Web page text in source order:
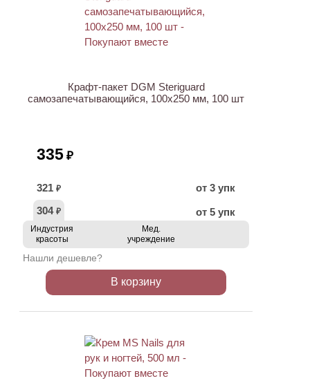
Крафт-пакет DGM Steriguard
самозапечатывающийся, 100х250 мм, 100 шт
335 ₽
321 ₽
от 3 упк
304 ₽ от 5 упк
Индустрия
красоты
Мед.
учреждение
Нашли дешевле?
В корзину